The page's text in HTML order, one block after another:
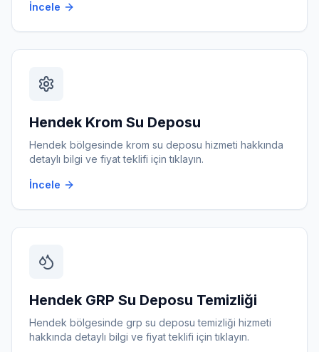
İncele
Hendek Krom Su Deposu
Hendek bölgesinde krom su deposu hizmeti hakkında
detaylı bilgi ve fiyat teklifi için tıklayın.
İncele
Hendek GRP Su Deposu Temizliği
Hendek bölgesinde grp su deposu temizliği hizmeti
hakkında detaylı bilgi ve fiyat teklifi için tıklayın.